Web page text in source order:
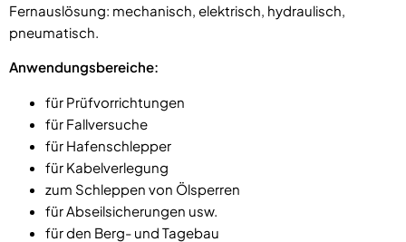
Fernauslösung: mechanisch, elektrisch, hydraulisch,
pneumatisch.
Anwendungsbereiche:
für Prüfvorrichtungen
für Fallversuche
für Hafenschlepper
für Kabelverlegung
zum Schleppen von Ölsperren
für Abseilsicherungen usw.
für den Berg- und Tagebau